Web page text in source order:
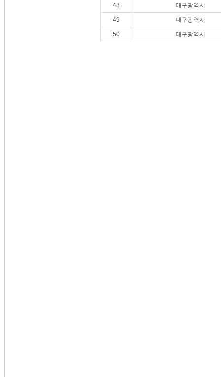
48 대구광역시
49 대구광역시
50 대구광역시